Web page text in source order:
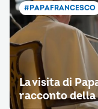
#PAPAFRANCESCO
La visita di
racconto della